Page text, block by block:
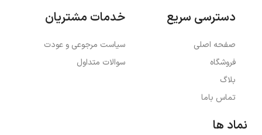
دسترسی سریع
صفحه اصلی
فروشگاه
بلاگ
تماس باما
خدمات مشتریان
سیاست مرجوعی و عودت
سوالات متداول
نماد ها